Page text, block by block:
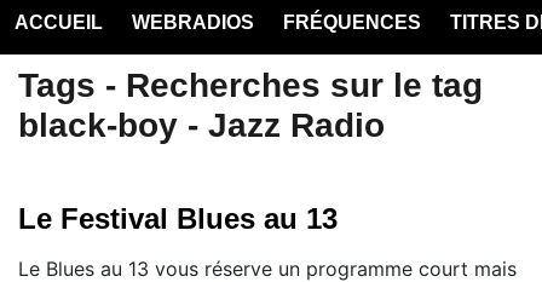
ACCUEIL WEBRADIOS FRÉQUENCES TITRES
Tags - Recherches sur le tag
black-boy - Jazz Radio
Le Festival Blues au 13
Le Blues au 13 vous réserve un programme court mais